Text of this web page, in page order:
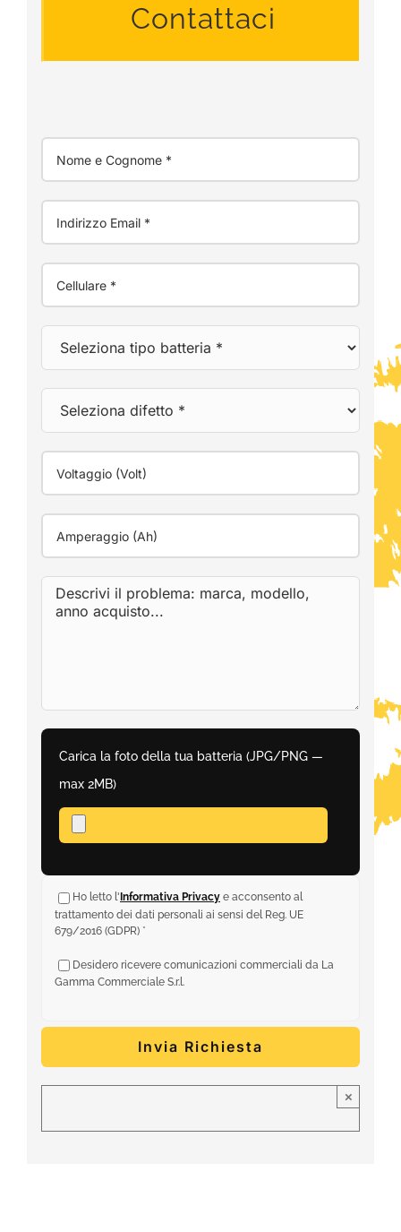
Contattaci
Carica la foto della tua batteria (JPG/PNG —
max 2MB)
Ho letto l' Informativa Privacye acconsento al
trattamento dei dati personali ai sensi del Reg. UE
679/2016 (GDPR) *
Desidero ricevere comunicazioni commerciali da La
Gamma Commerciale S.r.l.
×